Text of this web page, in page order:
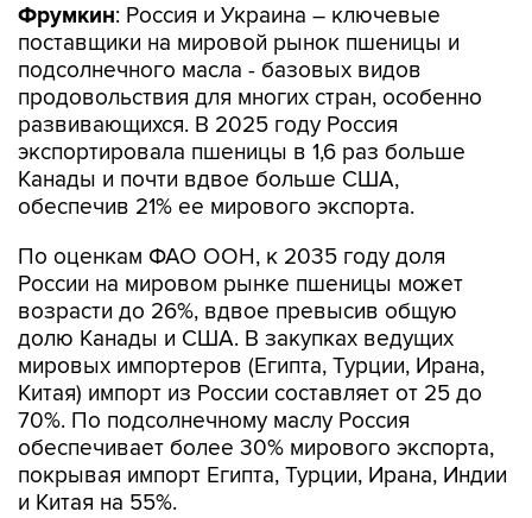
Фрумкин: Россия и Украина – ключевые
поставщики на мировой рынок пшеницы и
подсолнечного масла - базовых видов
продовольствия для многих стран, особенно
развивающихся. В 2025 году Россия
экспортировала пшеницы в 1,6 раз больше
Канады и почти вдвое больше США,
обеспечив 21% ее мирового экспорта.
По оценкам ФАО ООН, к 2035 году доля
России на мировом рынке пшеницы может
возрасти до 26%, вдвое превысив общую
долю Канады и США. В закупках ведущих
мировых импортеров (Египта, Турции, Ирана,
Китая) импорт из России составляет от 25 до
70%. По подсолнечному маслу Россия
обеспечивает более 30% мирового экспорта,
покрывая импорт Египта, Турции, Ирана, Индии
и Китая на 55%.